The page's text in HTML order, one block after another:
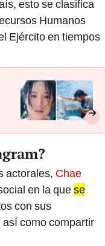
esto se clasifica
Humanos
Ejército en tiempos
actorales, Chae
en la quese
con sus
como compartir